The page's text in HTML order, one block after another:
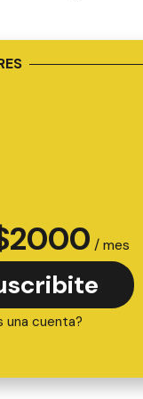
2000 / mes
una cuenta?